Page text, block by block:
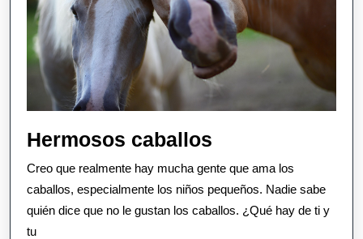
Hermosos caballos
caballos
Creo que realmente hay mucha gente que ama los
caballos, especialmente los niños pequeños. Nadie sabe
quién dice que no le gustan los caballos. ¿Qué hay de ti y
tu